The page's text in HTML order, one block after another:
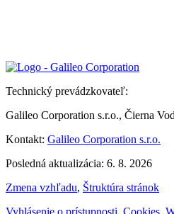
Technický prevádzkovateľ:
Galileo Corporation s.r.o., Čierna
Kontakt: Galileo Corporation s.r.o.
Posledná aktualizácia: 6. 8. 2026
Zmena vzhľadu, Štruktúra stránok
Vyhlásenie o prístupnosti, Cookies,